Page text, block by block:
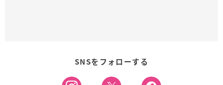
SNSをフォローする